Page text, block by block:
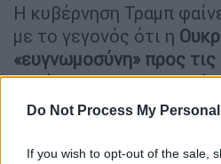
Do Not Process My
If you wish to opt-out of the sale,
Η κυβέρνηση Τραμπ
με το γεγονός ότι η
«ευγνωμοσύνη» προς
τεράστιας
πόλεμο εναντίον της
Γραφείο.